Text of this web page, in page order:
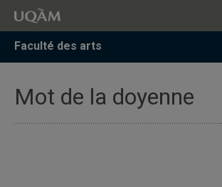
Faculté des arts
Mot de la doyenne